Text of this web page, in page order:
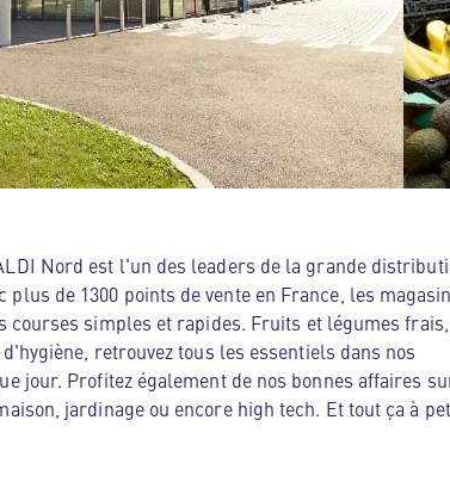
Nord est l'un des leaders de la grande
plus de 1300 points de vente en France, les
courses simples et rapides. Fruits et légumes frais,
retrouvez tous les essentiels dans nos
jour. Profitez également de nos bonnes affaires
jardinage ou encore high tech. Et tout ça à